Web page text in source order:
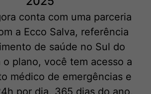
conta com uma parceria
a Ecco Salva, referência
de saúde no Sul do
o plano, você tem acesso a
médico de emergências e